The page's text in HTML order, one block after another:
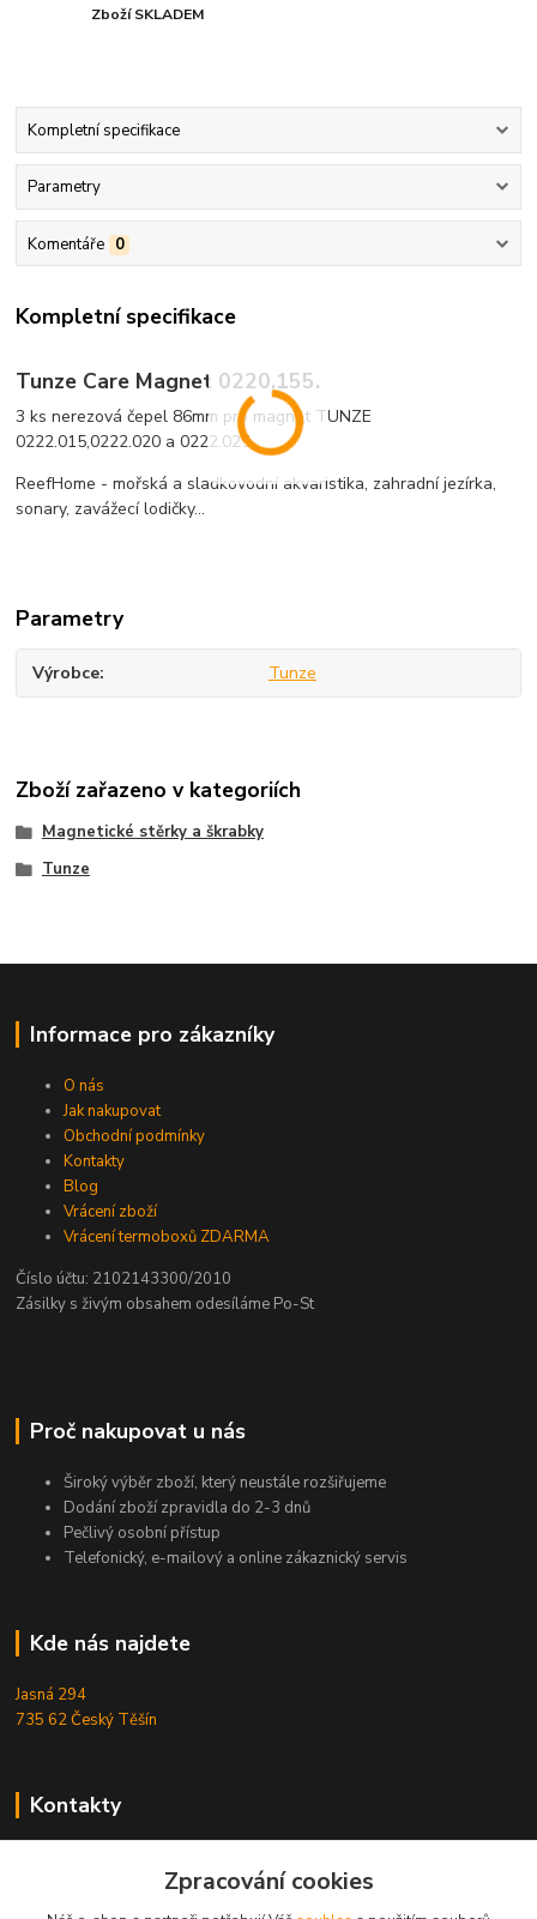
Zboží SKLADEM
Kompletní specifikace
Parametry
Komentáře 0
Kompletní specifikace
Tunze Care Magnet 0220.155.
3 ks nerezová čepel 86mm pro magnet TUNZE
0222.015,0222.020 a 0222.025
ReefHome - mořská a sladkovodní akvaristika, zahradní jezírka,
sonary, zavážecí lodičky...
Parametry
Výrobce Tunze
Zboží zařazeno v kategoriích
Magnetické stěrky a škrabky
Tunze
Informace pro zákazníky
O nás
Jak nakupovat
Obchodní podmínky
Kontakty
Blog
Vrácení zboží
Vrácení termoboxů ZDARMA
Číslo účtu: 2102143300/2010
Zásilky s živým obsahem odesíláme Po-St
Proč nakupovat u nás
Široký výběr zboží, který neustále rozšiřujeme
Dodání zboží zpravidla do 2-3 dnů
Pečlivý osobní přístup
Telefonický, e-mailový a online zákaznický servis
Kde nás najdete
Jasná 294
735 62 Český Těšín
Kontakty
+420724095453
Zpracování cookies